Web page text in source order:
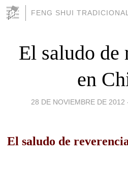
FENG SHUI
El saludo de
en
28 DE NOVIEMBRE DE 2012
El saludo de